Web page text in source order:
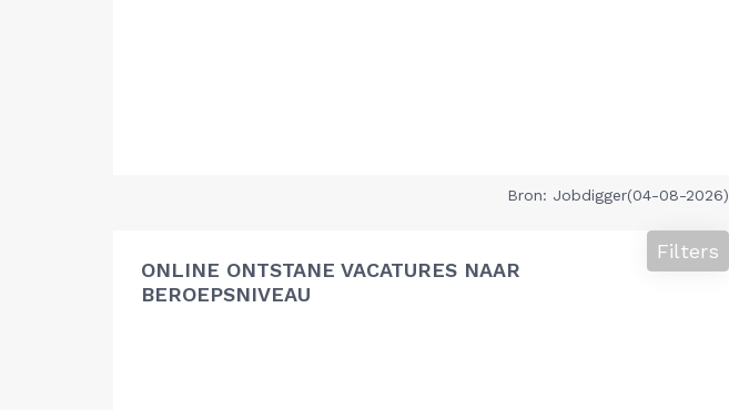
Bron: Jobdigger(04-08-2026)
ONLINE ONTSTANE VACATURES NAAR
BEROEPSNIVEAU
Filters